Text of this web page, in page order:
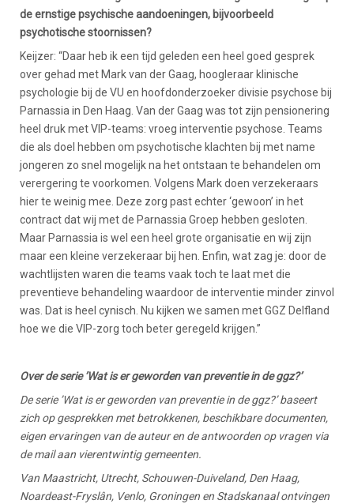
de ernstige psychische aandoeningen, bijvoorbeeld
psychotische stoornissen?
Keijzer: “Daar heb ik een tijd geleden een heel goed gesprek
over gehad met Mark van der Gaag, hoogleraar klinische
psychologie bij de VU en hoofdonderzoeker divisie psychose bij
Parnassia in Den Haag. Van der Gaag was tot zijn pensionering
heel druk met VIP-teams: vroeg interventie psychose. Teams
die als doel hebben om psychotische klachten bij met name
jongeren zo snel mogelijk na het ontstaan te behandelen om
verergering te voorkomen. Volgens Mark doen verzekeraars
hier te weinig mee. Deze zorg past echter ‘gewoon’ in het
contract dat wij met de Parnassia Groep hebben gesloten.
Maar Parnassia is wel een heel grote organisatie en wij zijn
maar een kleine verzekeraar bij hen. Enfin, wat zag je: door de
wachtlijsten waren die teams vaak toch te laat met die
preventieve behandeling waardoor de interventie minder zinvol
was. Dat is heel cynisch. Nu kijken we samen met GGZ Delfland
hoe we die VIP-zorg toch beter geregeld krijgen.”
Over de serie ’Wat is er geworden van preventie in de ggz?’
De serie ’Wat is er geworden van preventie in de ggz?’ baseert
zich op gesprekken met betrokkenen, beschikbare documenten,
eigen ervaringen van de auteur en de antwoorden op vragen via
de mail aan vierentwintig gemeenten.
Van Maastricht, Utrecht, Schouwen-Duiveland, Den Haag,
Noardeast-Fryslân, Venlo, Groningen en Stadskanaal ontvingen